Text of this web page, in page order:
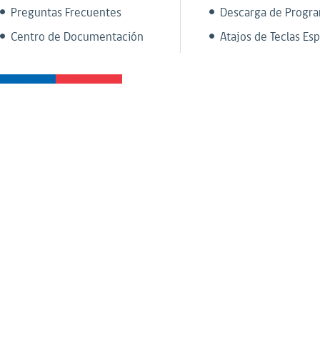
Preguntas Frecuentes
Centro de Documentación
Descarga de
Atajos de Teclas